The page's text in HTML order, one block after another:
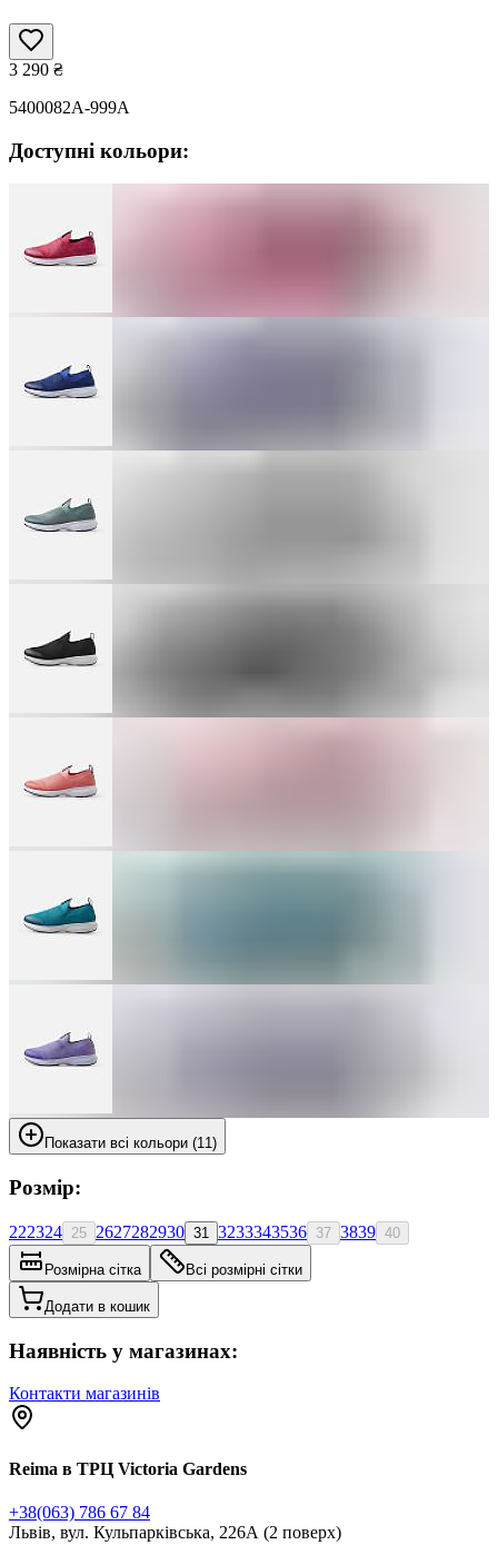
3 290 ₴
5400082A-999A
Доступні кольори:
Показати всі кольори (11)
Розмір:
222324 25 2627282930 31 3233343536 37 3839 40
Розмірна сітка Всі розмірні сітки
Додати в кошик
Наявність у магазинах:
Контакти магазинів
Reima в ТРЦ Victoria Gardens
+38(063) 786 67 84
Львів, вул. Кульпарківська, 226А (2 поверх)